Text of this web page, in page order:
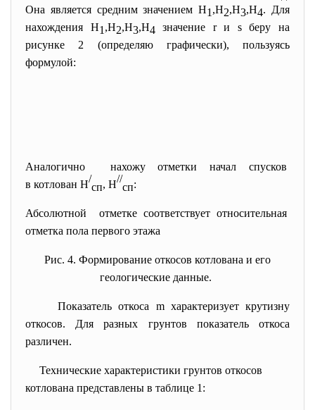
Она является средним значением Н1,Н2,Н3,Н4. Для
нахождения Н1 ,Н2,Н3,Н4значение r и s беру на
рисунке 2 (определяю графически), пользуясь
формулой:
Аналогично нахожу отметки начал спусков
в котлован Н/
сп, Н//
сп:
Абсолютной отметке соответствует относительная
отметка пола первого этажа
Рис. 4. Формирование откосов котлована и его
геологические данные.
Показатель откоса m характеризует крутизну
откосов. Для разных грунтов показатель откоса
различен.
Технические характеристики грунтов откосов
котлована представлены в таблице 1: